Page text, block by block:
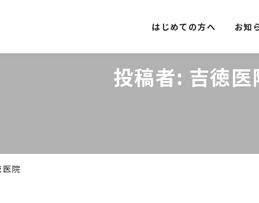
はじめての方へ お知
投稿者: 吉徳医
院